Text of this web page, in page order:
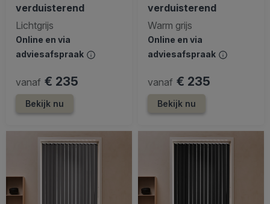
verduisterend
Lichtgrijs
Online en via
adviesafspraak
vanaf € 235
Bekijk nu
verduisterend
Warm grijs
Online en via
adviesafspraak
vanaf € 235
Bekijk nu